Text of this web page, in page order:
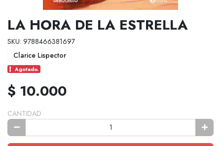
LA HORA DE LA ESTRELLA
SKU: 9788466381697
Clarice Lispector
Agotado.
$ 10.000
CANTIDAD